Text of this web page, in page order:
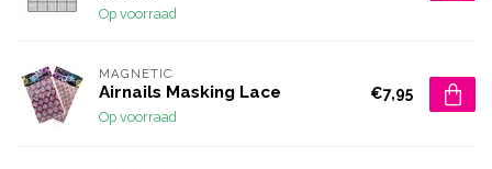
Op voorraad
MAGNETIC
Airnails Masking Lace
Op voorraad
€7,95